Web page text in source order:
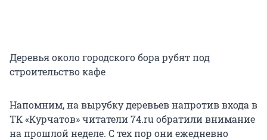
Деревья около городского бора рубят под
строительство кафе
Напомним, на вырубку деревьев напротив входа в
ТК «Курчатов» читатели 74.ru обратили внимание
на прошлой неделе. С тех пор они ежедневно